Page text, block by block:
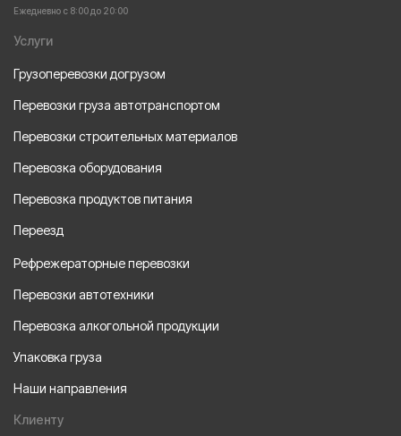
Ежедневно с 8:00 до 20:00
Услуги
Грузоперевозки догрузом
Перевозки груза автотранспортом
Перевозки строительных материалов
Перевозка оборудования
Перевозка продуктов питания
Переезд
Рефрежераторные перевозки
Перевозки автотехники
Перевозка алкогольной продукции
Упаковка груза
Наши направления
Клиенту